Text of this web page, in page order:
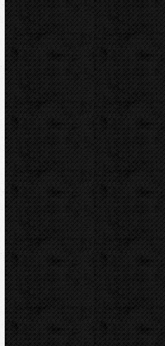
CBC Rolna 20mm pro UNI42.
Zařazení
Ohýbačky
Ohýbačky / Ohýbací segmenty
Sortiment
Akce
Bazar
Novinky